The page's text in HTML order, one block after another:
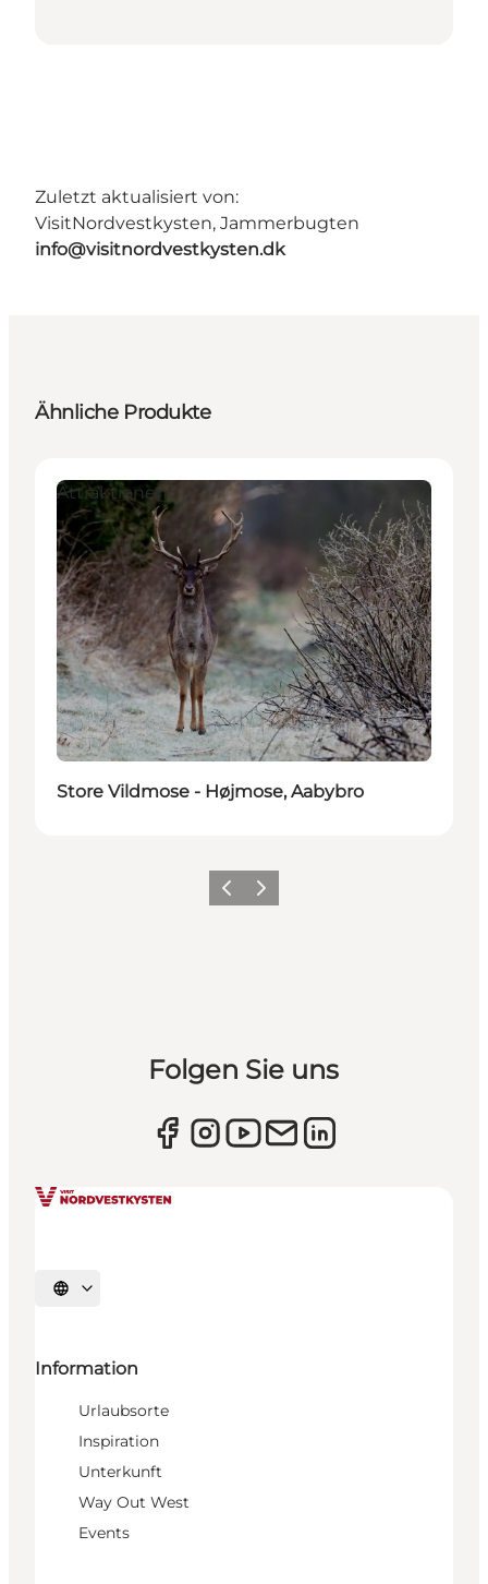
Zuletzt aktualisiert von:
VisitNordvestkysten, Jammerbugten
info@visitnordvestkysten.dk
Ähnliche Produkte
Attraktionen
Store Vildmose - Højmose, Aabybro
ZurückWeiter
Folgen Sie uns
Sprache auswählen
Information
Urlaubsorte
Inspiration
Unterkunft
Way Out West
Events